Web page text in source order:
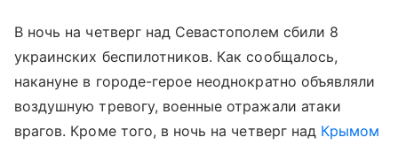
В ночь на четверг над Севастополем сбили 8
украинских беспилотников. Как сообщалось,
накануне в городе-герое неоднократно объявляли
воздушную тревогу, военные отражали атаки
врагов. Кроме того, в ночь на четверг над Крымом